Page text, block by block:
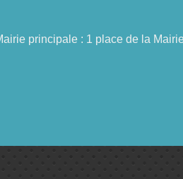
principale : 1 place de la